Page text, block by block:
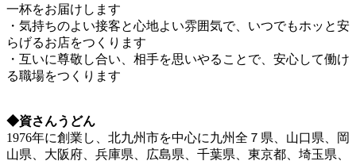
一杯をお届けします
・気持ちのよい接客と心地よい雰囲気で、いつでもホッと安
らげるお店をつくります
・互いに尊敬し合い、相手を思いやることで、安心して働け
る職場をつくります
◆資さんうどん
1976年に創業し、北九州市を中心に九州全７県、山口県、岡
山県、大阪府、兵庫県、広島県、千葉県、東京都、埼玉県、